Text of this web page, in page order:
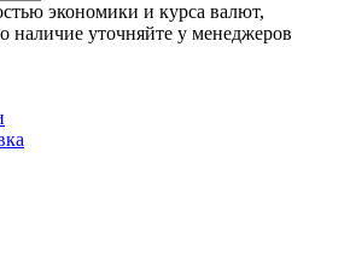
экономики и курса валют,
наличие уточняйте у менеджеров